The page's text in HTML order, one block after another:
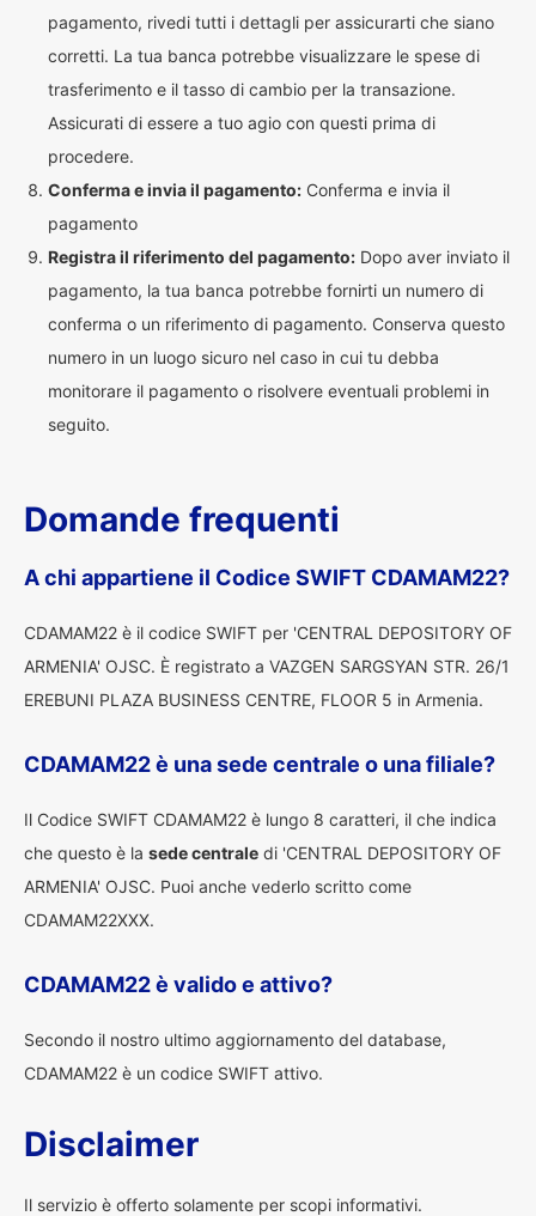
pagamento, rivedi tutti i dettagli per assicurarti che siano
corretti. La tua banca potrebbe visualizzare le spese di
trasferimento e il tasso di cambio per la transazione.
Assicurati di essere a tuo agio con questi prima di
procedere.
Conferma e invia il pagamento: Conferma e invia il
pagamento
Registra il riferimento del pagamento: Dopo aver inviato il
pagamento, la tua banca potrebbe fornirti un numero di
conferma o un riferimento di pagamento. Conserva questo
numero in un luogo sicuro nel caso in cui tu debba
monitorare il pagamento o risolvere eventuali problemi in
seguito.
Domande frequenti
A chi appartiene il Codice SWIFT CDAMAM22?
CDAMAM22 è il codice SWIFT per 'CENTRAL DEPOSITORY OF
ARMENIA' OJSC. È registrato a VAZGEN SARGSYAN STR. 26/1
EREBUNI PLAZA BUSINESS CENTRE, FLOOR 5 in Armenia.
CDAMAM22 è una sede centrale o una filiale?
Il Codice SWIFT CDAMAM22 è lungo 8 caratteri, il che indica
che questo è la sede centrale di 'CENTRAL DEPOSITORY OF
ARMENIA' OJSC. Puoi anche vederlo scritto come
CDAMAM22XXX.
CDAMAM22 è valido e attivo?
Secondo il nostro ultimo aggiornamento del database,
CDAMAM22 è un codice SWIFT attivo.
Disclaimer
Il servizio è offerto solamente per scopi informativi.